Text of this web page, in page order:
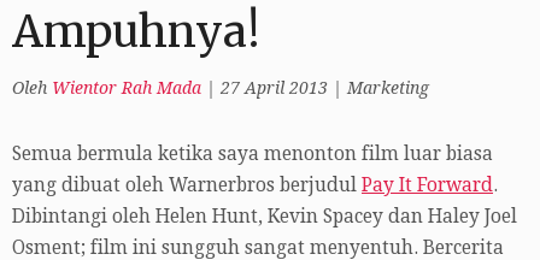
Ampuhnya!
Oleh Wientor Rah Mada 27 April 2013 Marketing
Semua bermula ketika saya menonton film luar biasa
yang dibuat oleh Warnerbros berjudul Pay It Forward.
Dibintangi oleh Helen Hunt, Kevin Spacey dan Haley Joel
Osment; film ini sungguh sangat menyentuh. Bercerita